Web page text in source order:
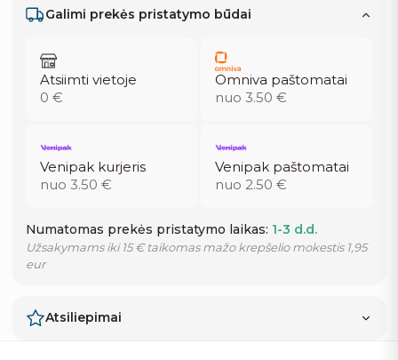
Galimi prekės pristatymo būdai
Atsiimti vietoje
0 €
Omniva paštomatai
nuo 3.50 €
Venipak kurjeris
nuo 3.50 €
Venipak paštomatai
nuo 2.50 €
Numatomas prekės pristatymo laikas: 1-3 d.d.
Užsakymams iki 15 € taikomas mažo krepšelio mokestis 1,95
eur
Atsiliepimai